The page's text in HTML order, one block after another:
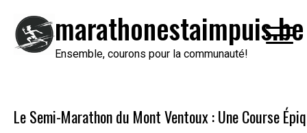
contenu
marathonestaimpuis.be
Ensemble, courons pour la communauté!
Le Semi-Marathon du Mont Ventoux : Une Course